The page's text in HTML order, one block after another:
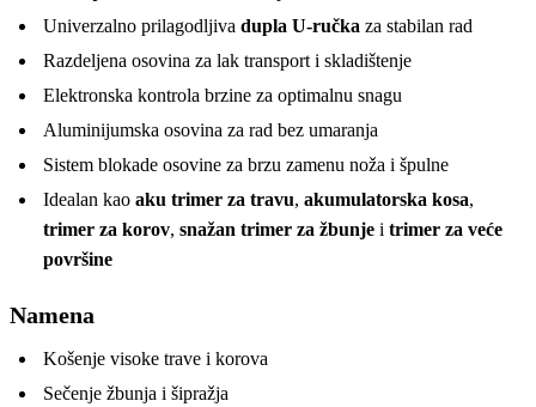
Univerzalno prilagodljiva dupla U-ručka za stabilan rad
Razdeljena osovina za lak transport i skladištenje
Elektronska kontrola brzine za optimalnu snagu
Aluminijumska osovina za rad bez umaranja
Sistem blokade osovine za brzu zamenu noža i špulne
Idealan kao aku trimer za travu, akumulatorska kosa,
trimer za korov, snažan trimer za žbunje i trimer za veće
površine
Namena
Košenje visoke trave i korova
Sečenje žbunja i šipražja